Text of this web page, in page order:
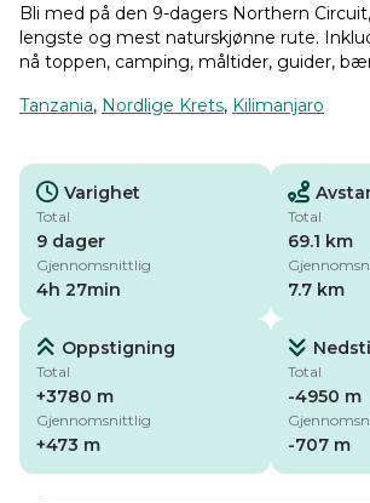
Bli med på den 9-dagers Northern
lengste og mest naturskjønne rute.
nå toppen, camping, måltider, guider,
Tanzania, Nordlige Krets, Kilimanjaro
Varighet
Total
9 dager
Gjennomsnittlig
4h 27min
Total
69.1 km
7.7 km
Oppstigning
Total
+3780 m
Gjennomsnittlig
+473 m
Total
-4950 m
-707 m